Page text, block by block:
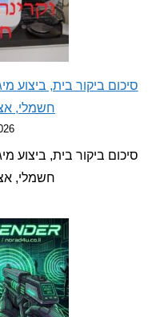
ביקור בית, ביצוע מיגון
חשמלי, אצל רגיש
24/07/2026
ביקור בית, ביצוע מיגון
חשמלי, אצל רגיש